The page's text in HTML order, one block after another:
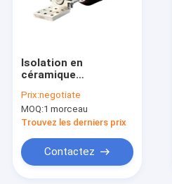
Isolation en
céramique
remplies d'huile de
transformateur de
HT 40.5KV
Prix:negotiate
MOQ:1 morceau
Trouvez les derniers prix
Contactez